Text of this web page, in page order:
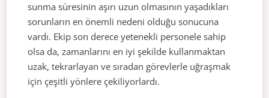
sunma süresinin aşırı uzun olmasının yaşadıkları
sorunların en önemli nedeni olduğu sonucuna
vardı. Ekip son derece yetenekli personele sahip
olsa da, zamanlarını en iyi şekilde kullanmaktan
uzak, tekrarlayan ve sıradan görevlerle uğraşmak
için çeşitli yönlere çekiliyorlardı.